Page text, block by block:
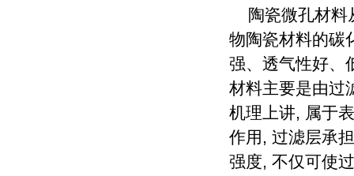
陶瓷微孔材料
物陶瓷材料的碳
强、透气性好、
材料主要是由过
机理上讲, 属于
作用, 过滤层承
强度, 不仅可使